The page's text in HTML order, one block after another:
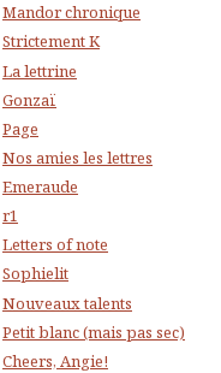
Mandor chronique
Strictement K
La lettrine
Gonzaï
Page
Nos amies les lettres
Emeraude
r1
Letters of note
Sophielit
Nouveaux talents
Petit blanc (mais pas sec)
Cheers, Angie!